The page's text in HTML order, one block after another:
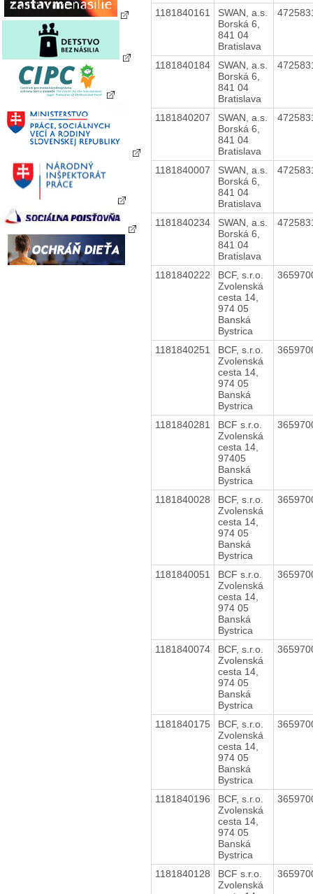
1181840161
SWAN, a.s.
Borská 6,
841 04
Bratislava
1181840184
SWAN, a.s.
Borská 6,
841 04
Bratislava
1181840207
SWAN, a.s.
Borská 6,
841 04
Bratislava
1181840007
SWAN, a.s.
Borská 6,
841 04
Bratislava
1181840234
SWAN, a.s.
Borská 6,
841 04
Bratislava
1181840222
BCF, s.r.o.
Zvolenská
cesta 14,
974 05
Banská
Bystrica
1181840251
BCF, s.r.o.
Zvolenská
cesta 14,
974 05
Banská
Bystrica
1181840281
BCF s.r.o.
Zvolenská
cesta 14,
97405
Banská
Bystrica
1181840028
BCF, s.r.o.
Zvolenská
cesta 14,
974 05
Banská
Bystrica
1181840051
BCF s.r.o.
Zvolenská
cesta 14,
974 05
Banská
Bystrica
1181840074
BCF, s.r.o.
Zvolenská
cesta 14,
974 05
Banská
Bystrica
1181840175
BCF, s.r.o.
Zvolenská
cesta 14,
974 05
Banská
Bystrica
1181840196
BCF, s.r.o.
Zvolenská
cesta 14,
974 05
Banská
Bystrica
1181840128
BCF s.r.o.
Zvolenská